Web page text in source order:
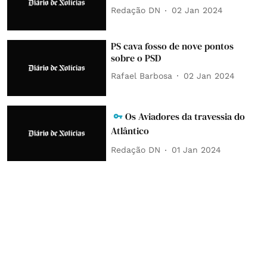
Redação DN 02 Jan 2024
PS cava fosso de nove pontos
sobre o PSD
Rafael Barbosa 02 Jan 2024
Os Aviadores da travessia do
Atlântico
Redação DN 01 Jan 2024